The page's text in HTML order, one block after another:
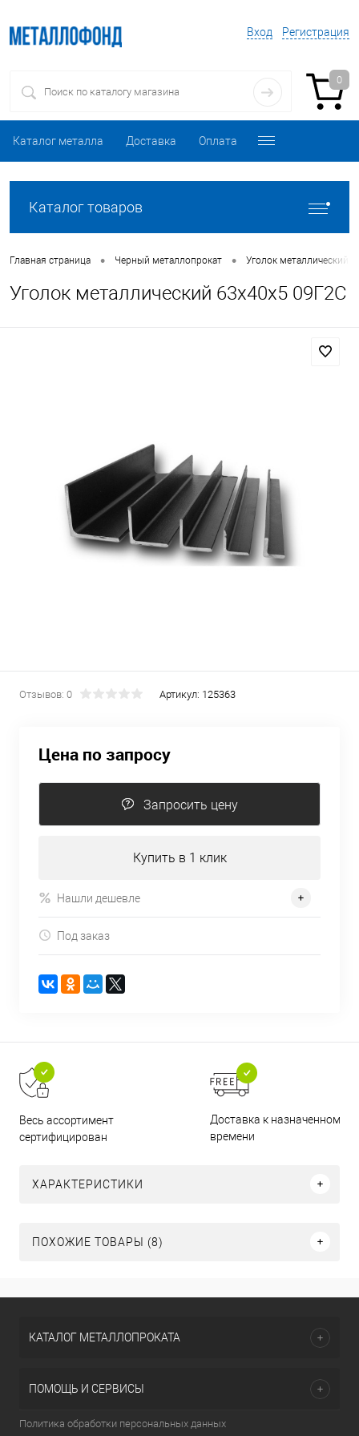
Вход Регистрация
0
Каталог металла Доставка Оплата
Каталог товаров
Главная страница • Черный металлопрокат • Уголок металлический
Уголок металлический 63х40х5 09Г2С
Отзывов: 0 Артикул: 125363
Цена по запросу
Запросить цену
Купить в 1 клик
Нашли дешевле
Под заказ
Весь ассортимент
сертифицирован
Доставка к назначенному
времени
ХАРАКТЕРИСТИКИ
ПОХОЖИЕ ТОВАРЫ (8)
КАТАЛОГ МЕТАЛЛОПРОКАТА
ПОМОЩЬ И СЕРВИСЫ
Политика обработки персональных данных